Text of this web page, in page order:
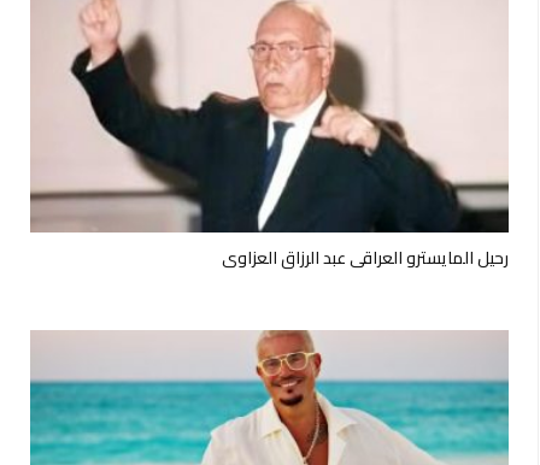
رحيل المايسترو العراقي عبد الرزاق العزاوي